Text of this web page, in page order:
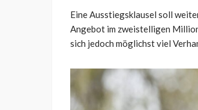
Eine Ausstiegsklausel soll
Angebot im zweistelligen
sich jedoch möglichst viel